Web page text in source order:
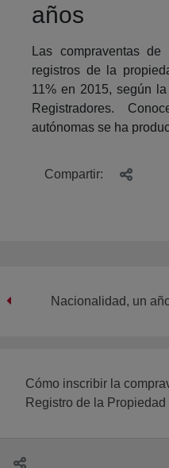
años
Las compraventas
registros de la
11% en 2015, según
Registradores.
autónomas se ha
Compartir:
Nacionalidad, un
Cómo inscribir la
Registro de la Propiedad